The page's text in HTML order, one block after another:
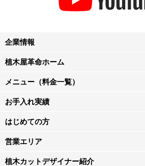
企業情報
植木屋革命ホーム
メニュー（料金一覧）
お手入れ実績
はじめての方
営業エリア
植木カットデザイナー紹介